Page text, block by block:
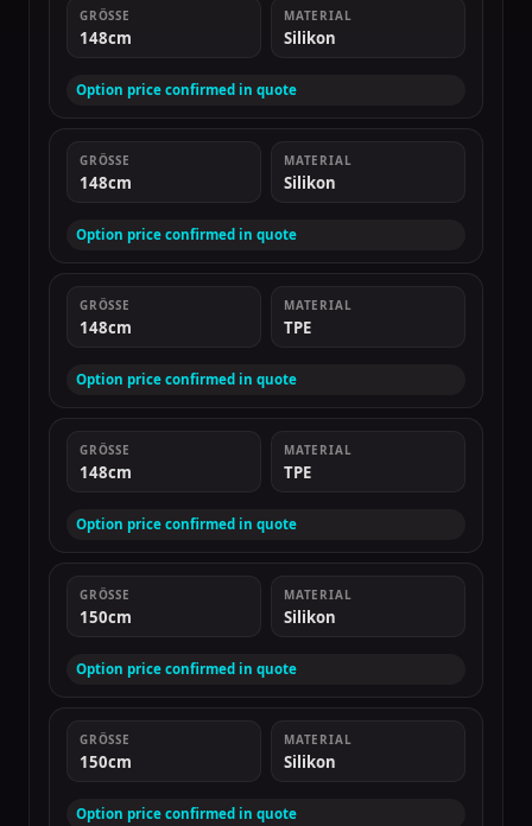
GRÖSSE
148cm
MATERIAL
Silikon
Option price confirmed in quote
GRÖSSE
148cm
MATERIAL
Silikon
Option price confirmed in quote
GRÖSSE
148cm
MATERIAL
TPE
Option price confirmed in quote
GRÖSSE
148cm
MATERIAL
TPE
Option price confirmed in quote
GRÖSSE
150cm
MATERIAL
Silikon
Option price confirmed in quote
GRÖSSE
150cm
MATERIAL
Silikon
Option price confirmed in quote